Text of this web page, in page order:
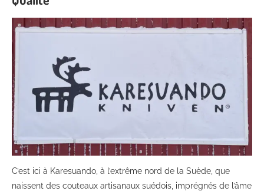
C’est ici à Karesuando, à l’extrême nord de la Suède, que
naissent des couteaux artisanaux suédois, imprégnés de l’âme